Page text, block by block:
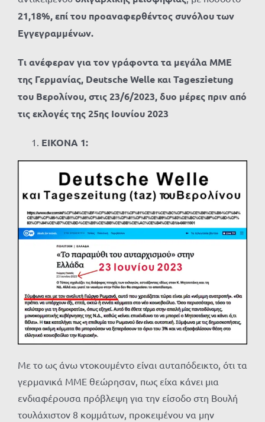
21,18%, επί του προαναφερθέντος συνόλου των
Εγγεγραμμένων.
Τι ανέφεραν για τον γράφοντα τα μεγάλα ΜΜΕ
της Γερμανίας, DeutscheWelle καιTageszietung
του Βερολίνου, στις 23/6/2023, δυο μέρες πριν από
τις εκλογές της 25ης Ιουνίου 2023
ΕΙΚΟΝΑ 1:
Με το ως άνω ντοκουμέντο είναι αυταπόδεικτο, ότι τα
γερμανικά ΜΜΕ θεώρησαν, πως είχα κάνει μια
ενδιαφέρουσα πρόβλεψη για την είσοδο στη Βουλή
τουλάχιστον 8 κομμάτων, προκειμένου να μην